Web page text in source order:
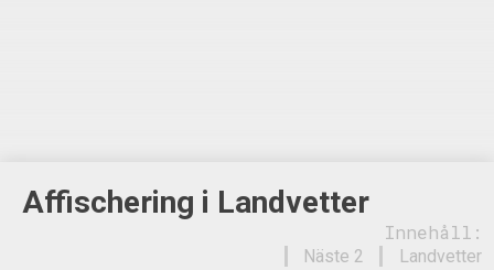
Affischering i Landvetter
Innehåll:
Landvetter
Näste 2